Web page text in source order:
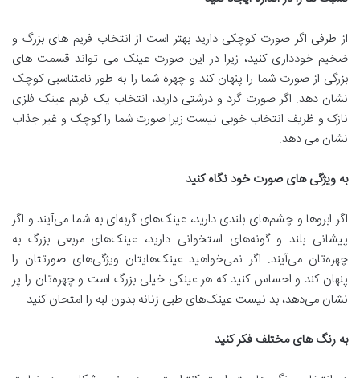
از طرفی اگر صورت کوچکی دارید بهتر است از انتخاب فریم های بزرگ و
ضخیم خودداری کنید، زیرا در این صورت عینک می تواند قسمت های
بزرگی از صورت شما را پنهان کند و چهره شما را به طور نامتناسبی کوچک
نشان دهد. اگر صورت گرد و درشتی دارید، انتخاب یک فریم عینک فلزی
نازک و ظریف انتخاب خوبی نیست زیرا صورت شما را کوچک و غیر جذاب
نشان می دهد.
به ویژگی های صورت خود نگاه کنید
اگر ابروها و چشم‌های بلندی دارید، عینک‌های گربه‌ای به شما می‌آیند و اگر
پیشانی بلند و گونه‌های استخوانی دارید، عینک‌های مربعی بزرگ به
چهره‌تان می‌آیند. اگر نمی‌خواهید عینک‌هایتان ویژگی‌های صورتتان را
پنهان کند و احساس کنید که هر عینکی خیلی بزرگ است و چهره‌تان را پر
نشان می‌دهد، بد نیست عینک‌های طبی زنانه بدون لبه را امتحان کنید.
به رنگ های مختلف فکر کنید